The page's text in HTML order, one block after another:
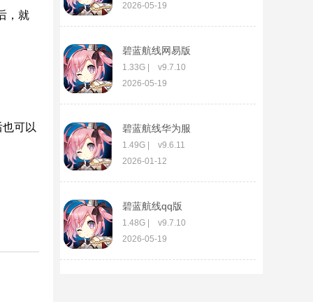
，就
可以
2026-05-19
碧蓝航线网易版
1.33G | v9.7.10
2026-05-19
碧蓝航线华为服
1.49G | v9.6.11
2026-01-12
碧蓝航线qq版
1.48G | v9.7.10
2026-05-19